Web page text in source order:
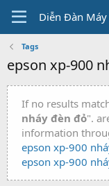
Diễn Đàn
Tags
epson xp-900
If no results
nháy đèn đỏ".
information
epson xp-900
epson xp-900